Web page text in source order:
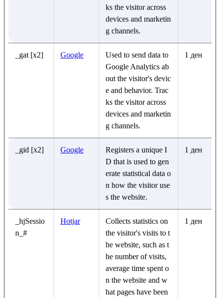
ks the visitor across
devices and marketin
g channels.
_gat [x2] Google
Used to send data to
Google Analytics ab
out the visitor's devic
e and behavior. Trac
ks the visitor across
devices and marketin
g channels.
1 ден
_gid [x2] Google
Registers a unique I
D that is used to gen
erate statistical data o
n how the visitor use
s the website.
1 ден
_hjSessio
n_#
Hotjar
Collects statistics on
the visitor's visits to t
he website, such as t
he number of visits,
average time spent o
n the website and w
hat pages have been
1 ден